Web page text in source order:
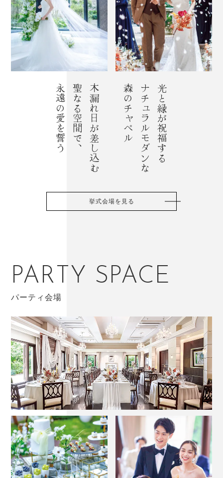
光と緑が祝福する
ナチュラルモダンな
森のチャペル
木漏れ日が差し込む
聖なる空間で、
永遠の愛を誓う
挙式会場を見る
PARTY SPACE
パーティ会場